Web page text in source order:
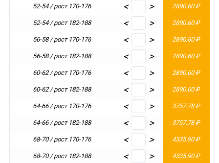
52-54 / рост 170-176 < > 2890.60 ₽
52-54 / рост 182-188 < > 2890.60 ₽
56-58 / рост 170-176 < > 2890.60 ₽
56-58 / рост 182-188 < > 2890.60 ₽
60-62 / рост 170-176 < > 2890.60 ₽
60-62 / рост 182-188 < > 2890.60 ₽
64-66 / рост 170-176 < > 3757.78 ₽
64-66 / рост 182-188 < > 3757.78 ₽
68-70 / рост 170-176 < > 4335.90 ₽
68-70 / рост 182-188 < > 4335.90 ₽